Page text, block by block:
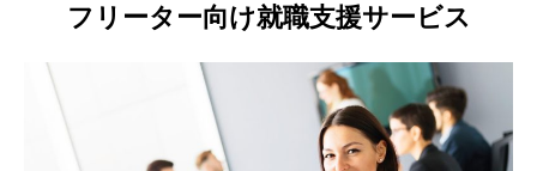
フリーター向け就職支援サービス